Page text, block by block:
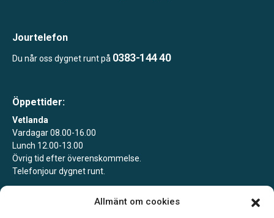
Allmänt om cookies
Jourtelefon
Du når oss dygnet runt på 0383-144 40
Öppettider:
Vetlanda
Vardagar 08.00-16.00
Lunch 12.00-13.00
Övrig tid efter överenskommelse.
Telefonjour dygnet runt.